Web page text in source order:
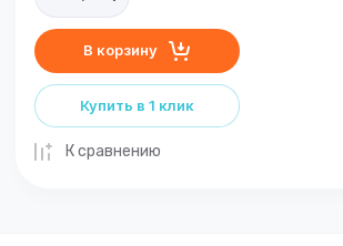
В корзину
Купить в 1 клик
К сравнению